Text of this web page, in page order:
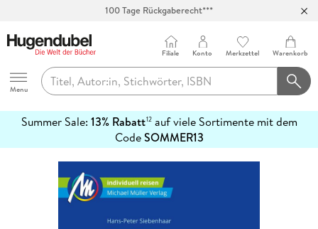
100 Tage Rückgaberecht***
Hugendubel
Menu
Filiale Konto Merkzettel Warenkorb
Summer Sale: 13% Rabatt12auf viele Sortimente mit dem
CodeSOMMER13
erfahren